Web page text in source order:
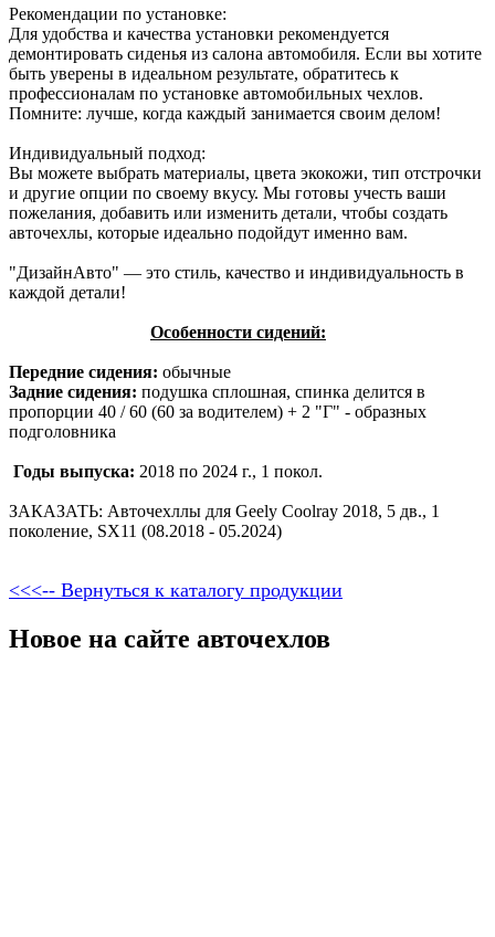
Рекомендации по установке:
Для удобства и качества установки рекомендуется
демонтировать сиденья из салона автомобиля. Если вы хотите
быть уверены в идеальном результате, обратитесь к
профессионалам по установке автомобильных чехлов.
Помните: лучше, когда каждый занимается своим делом!
Индивидуальный подход:
Вы можете выбрать материалы, цвета экокожи, тип отстрочки
и другие опции по своему вкусу. Мы готовы учесть ваши
пожелания, добавить или изменить детали, чтобы создать
авточехлы, которые идеально подойдут именно вам.
"ДизайнАвто" — это стиль, качество и индивидуальность в
каждой детали!
Особенности сидений:
Передние сидения: обычные
Задние сидения: подушка сплошная, спинка делится в
пропорции 40 / 60 (60 за водителем) + 2 "Г" - образных
подголовника
Годы выпуска: 2018 по 2024 г., 1 покол.
ЗАКАЗАТЬ: Авточехллы для Geely Coolray 2018, 5 дв., 1
поколение, SX11 (08.2018 - 05.2024)
<<<-- Вернуться к каталогу продукции
Новое на сайте авточехлов